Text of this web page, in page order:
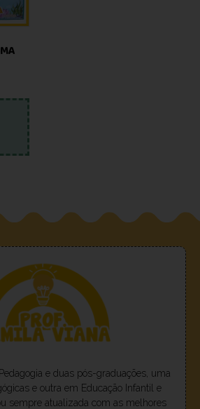
e duas pós-graduações, uma
e outra em Educação Infantil e
sempre atualizada com as melhores